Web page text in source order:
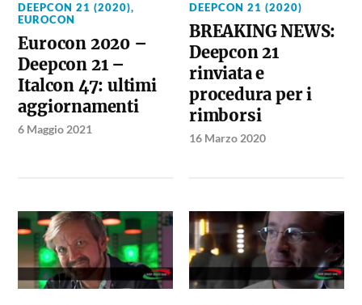
DEEPCON 21 (2020),
EUROCON
Eurocon 2020 –
Deepcon 21 –
Italcon 47: ultimi
aggiornamenti
6 Maggio 2021
DEEPCON 21 (2020)
BREAKING NEWS:
Deepcon 21
rinviata e
procedura per i
rimborsi
16 Marzo 2020